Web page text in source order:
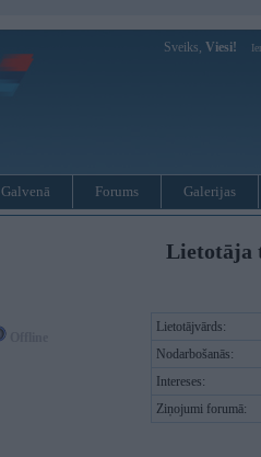
Sveiks, Viesi!
Galvenā Forums Galerijas
Lietotāja
Lietotājvārds:
Nodarbošanās:
Intereses:
Ziņojumi forumā: